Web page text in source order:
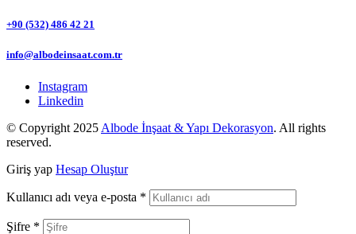
+90 (532) 486 42 21
info@albodeinsaat.com.tr
Instagram
Linkedin
© Copyright 2025 Albode İnşaat & Yapı Dekorasyon. All rights
reserved.
Giriş yap Hesap Oluştur
Kullanıcı adı veya e-posta *
Şifre *